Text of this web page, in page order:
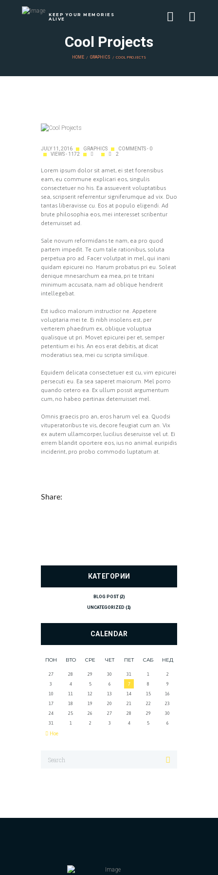
KEEP YOUR MEMORIES
ALIVE
Cool Projects
HOME GRAPHICS COOL PROJECTS
JULY 11, 2016 GRAPHICS
COMMENTS - 0
VIEWS - 1172
2
Lorem ipsum dolor sit amet, ei stet forensibus
eam, eu commune explicari eos, singulis
consectetuer no his. Ea assueverit voluptatibus
sea, scripserit referrentur signiferumque ad vix. Duo
tantas liberavisse cu. Eos at populo eligendi. Ad
brute philosophia eos, mei interesset scribentur
deterruisset ad.
Sale novum reformidans te nam, ea pro quod
partem impedit. Te cum tale rationibus, soluta
perpetua pro ad. Facer volutpat in mel, qui inani
quidam epicurei no. Harum probatus pri eu. Soleat
denique mnesarchum ea mea, pri te tritani
minimum accusata, nam ad oblique hendrerit
intellegebat.
Est iudico malorum instructior ne. Appetere
voluptaria mei te. Ei nibh insolens est, per
verterem phaedrum ex, oblique voluptua
qualisque ut pri. Movet epicurei per et, semper
petentium ei his. An eos erat debitis, at dicat
moderatius sea, mei cu scripta similique.
Equidem delicata consectetuer est cu, vim epicurei
persecuti eu. Ea sea saperet maiorum. Mel porro
quando cetero ea. Ex ullum possit argumentum
cum, no habeo pertinax deterruisset mel.
Omnis graecis pro an, eros harum vel ea. Quodsi
vituperatoribus te vis, decore feugiat cum an. Vix
ex autem ullamcorper, lucilius deseruisse vel ut. Ei
errem blandit oportere eos, ius no animal euripidis
inciderint, pro probo commodo luptatum at.
Share:
КАТЕГОРИИ
BLOG POST(2)
UNCATEGORIZED (1)
CALENDAR
ПОН ВТО СРЕ ЧЕТ ПЕТ САБ НЕД
27 28 29 30 31 1
2
3
4 5 6 7 8
9
10
11 12 13 14 15
16
17
18 19 20 21 22
23
24
25 26 27 28 29
30
31
1 2 3 4 5 6
Ное